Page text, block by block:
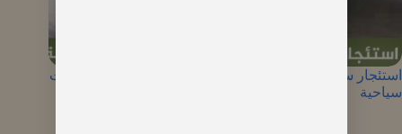
استئجار سيارة مع سائق في تركيا 2026 | خدمة خاصة وجولات
سياحية